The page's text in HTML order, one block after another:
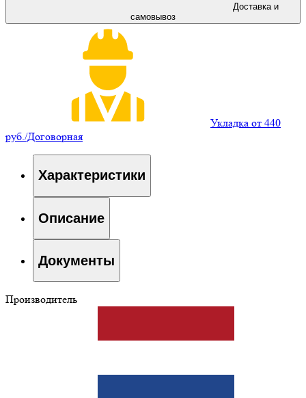
Доставка и
самовывоз
Укладка от 440
руб./Договорная
Характеристики
Описание
Документы
Производитель